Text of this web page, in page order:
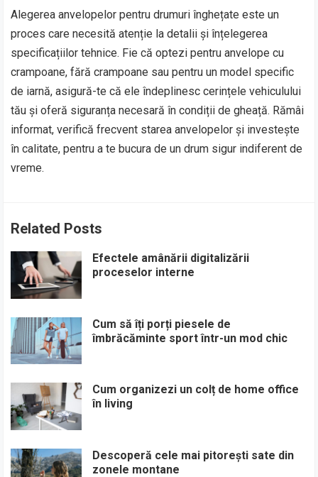
Alegerea anvelopelor pentru drumuri înghețate este un
proces care necesită atenție la detalii și înțelegerea
specificațiilor tehnice. Fie că optezi pentru anvelope cu
crampoane, fără crampoane sau pentru un model specific
de iarnă, asigură-te că ele îndeplinesc cerințele vehiculului
tău și oferă siguranța necesară în condiții de gheață. Rămâi
informat, verifică frecvent starea anvelopelor și investește
în calitate, pentru a te bucura de un drum sigur indiferent de
vreme.
Related Posts
Efectele amânării digitalizării
proceselor interne
Cum să îți porți piesele de
îmbrăcăminte sport într-un mod chic
Cum organizezi un colț de home office
în living
Descoperă cele mai pitorești sate din
zonele montane